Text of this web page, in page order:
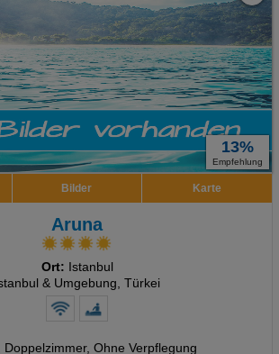
13%
Empfehlung
Bilder Karte
Aruna
Ort: Istanbul
& Umgebung, Türkei
Doppelzimmer, Ohne Verpflegung